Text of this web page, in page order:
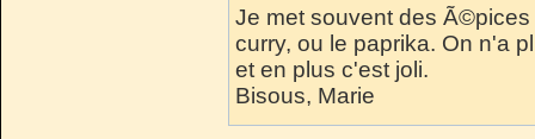
Je met souvent des
curry, ou le paprika. On n'a
et en plus c'est joli.
Bisous, Marie